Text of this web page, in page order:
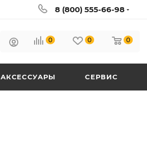
8 (800) 555-66-98
0 0 0
АКСЕССУАРЫ СЕРВИС